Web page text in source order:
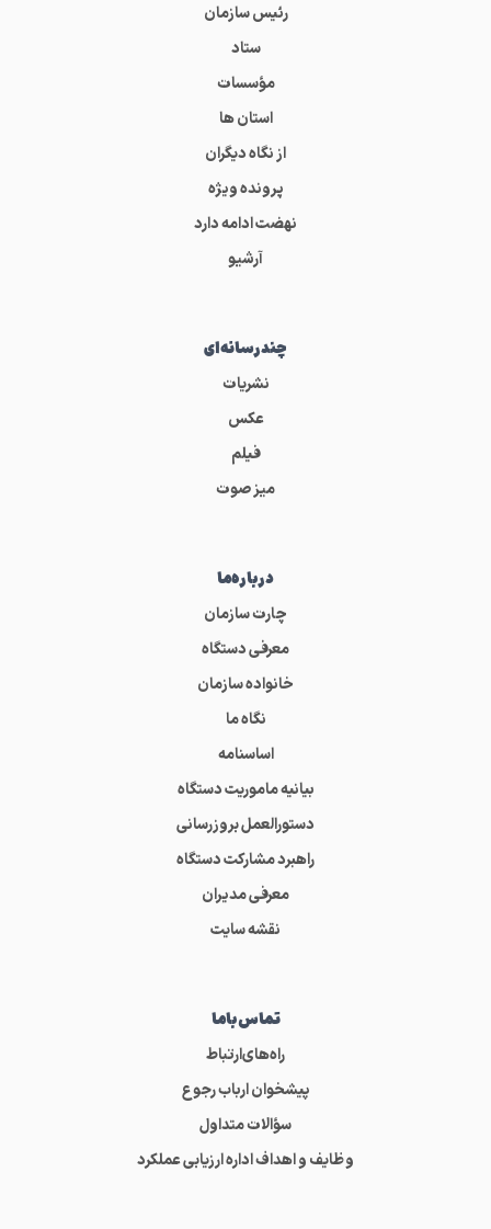
رئیس سازمان
ستاد
مؤسسات
استان ها
از نگاه دیگران
پرونده ویژه
نهضت ادامه دارد
آرشیو
چندرسانه‌ای
نشریات
عکس
فیلم
میز صوت
درباره‌ما
چارت سازمان
معرفی دستگاه
خانواده سازمان
نگاه ما
اساسنامه
بیانیه ماموریت دستگاه
دستورالعمل بروزرسانی
راهبرد مشارکت دستگاه
معرفی مدیران
نقشه سایت
تماس‌باما
راه‌های‌ارتباط
پیشخوان ارباب رجوع
سؤالات متداول
وظایف و اهداف اداره ارزیابی عملکرد